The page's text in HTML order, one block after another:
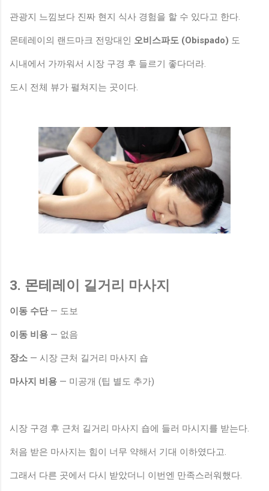
관광지 느낌보다 진짜 현지 식사 경험을 할 수 있다고 한다.
몬테레이의 랜드마크 전망대인 오비스파도 (Obispado) 도
시내에서 가까워서 시장 구경 후 들르기 좋다더라.
도시 전체 뷰가 펼쳐지는 곳이다.
3. 몬테레이 길거리 마사지
이동 수단— 도보
이동 비용 — 없음
장소 — 시장 근처 길거리 마사지 숍
마사지 비용 — 미공개 (팁 별도 추가)
시장 구경 후 근처 길거리 마사지 숍에 들러 마시지를 받는다.
처음 받은 마사지는 힘이 너무 약해서 기대 이하였다고.
그래서 다른 곳에서 다시 받았더니 이번엔 만족스러워했다.